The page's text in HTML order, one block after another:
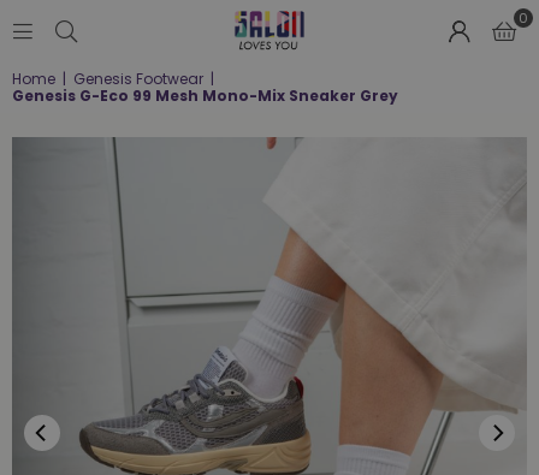
LOVES
YOU
;-)
0
Home | Genesis Footwear |
Genesis G-Eco 99 Mesh Mono-Mix Sneaker Grey